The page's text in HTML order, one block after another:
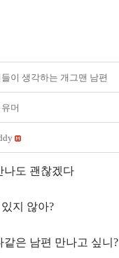
이 생각하는 개그맨 남편
머
나도 괜찮겠다
지 않아?
은 남편 만나고 싶니?